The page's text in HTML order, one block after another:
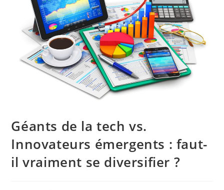
Géants de la tech vs.
Innovateurs émergents : faut-
il vraiment se diversifier ?